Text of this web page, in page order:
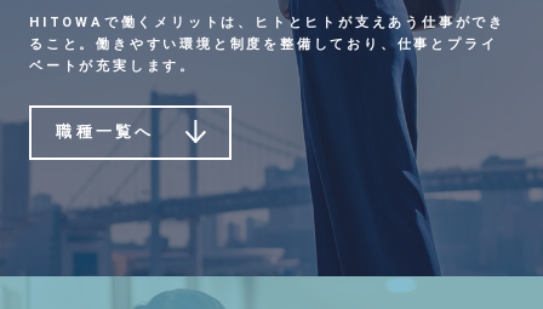
HITOWAで働くメリットは、ヒトとヒトが支えあう仕事ができ
ること。働きやすい環境と制度を整備しており、仕事とプライ
ベートが充実します。
職種一覧へ